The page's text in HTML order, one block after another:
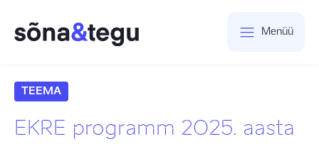
Menüü
TEEMA
EKRE programm 2025. aasta